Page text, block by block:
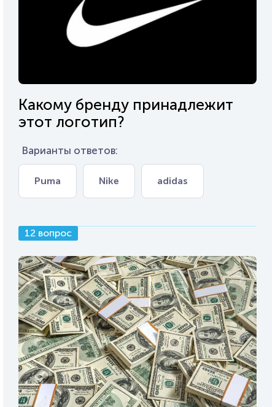
Какому бренду принадлежит
этот логотип?
Варианты ответов:
Puma Nike adidas
12 вопрос